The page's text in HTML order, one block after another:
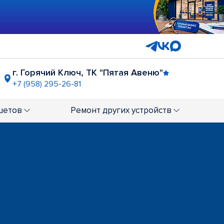
г. Горячий Ключ, ТК "Пятая Авеню"
+7 (958) 295-26-81
+7 (861) 219-97-29
Ремонт других устройств